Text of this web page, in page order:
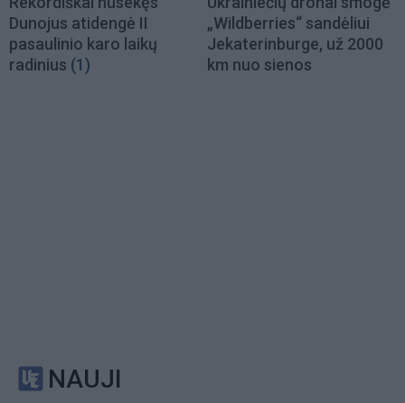
Dunojus atidengė II
pasaulinio karo laikų
radinius (1)
„Wildberries“ sandėliui
Jekaterinburge, už 2000
km nuo sienos
NAUJI